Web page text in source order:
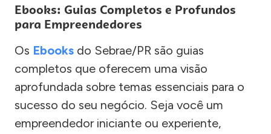
Ebooks: Guias Completos e Profundos
para Empreendedores
Os Ebooks do Sebrae/PR são guias
completos que oferecem uma visão
aprofundada sobre temas essenciais para o
sucesso do seu negócio. Seja você um
empreendedor iniciante ou experiente,